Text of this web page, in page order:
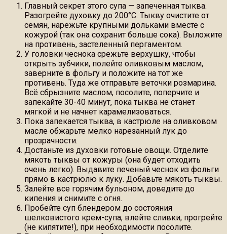
Главный секрет этого супа — запеченная тыква.
Разогрейте духовку до 200°C. Тыкву очистите от
семян, нарежьте крупными дольками вместе с
кожурой (так она сохранит больше сока). Выложите
на противень, застеленный пергаментом.
У головки чеснока срежьте верхушку, чтобы
открыть зубчики, полейте оливковым маслом,
заверните в фольгу и положите на тот же
противень. Туда же отправьте веточки розмарина.
Всё сбрызните маслом, посолите, поперчите и
запекайте 30-40 минут, пока тыква не станет
мягкой и не начнет карамелизоваться.
Пока запекается тыква, в кастрюле на оливковом
масле обжарьте мелко нарезанный лук до
прозрачности.
Достаньте из духовки готовые овощи. Отделите
мякоть тыквы от кожуры (она будет отходить
очень легко). Выдавите печеный чеснок из фольги
прямо в кастрюлю к луку. Добавьте мякоть тыквы.
Залейте все горячим бульоном, доведите до
кипения и снимите с огня.
Пробейте суп блендером до состояния
шелковистого крем-супа, влейте сливки, прогрейте
(не кипятите!), при необходимости посолите.